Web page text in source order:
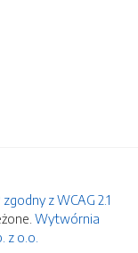
zgodny z WCAG 2.1
Wytwórnia
z o.o.